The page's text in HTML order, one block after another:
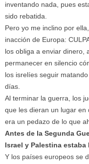
inventando nada, pues
sido rebatida.
Pero yo me inclino por
inacción de Europa:
los obliga a enviar dinero,
permanecer en silencio
los isrelíes seguir
días.
Al terminar la guerra, los
que les dieran un lugar
era un pedazo de lo que
Antes de la Segunda
Israel y Palestina
Y los países europeos se